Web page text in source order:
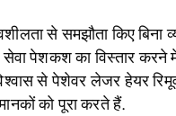
से समझौता किए
पेशकश का विस्तार करने
से पेशेवर लेजर हेयर
को पूरा करते हैं.